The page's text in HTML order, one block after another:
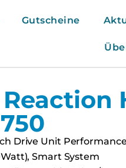
Gutscheine
Drive Unit
Smart System